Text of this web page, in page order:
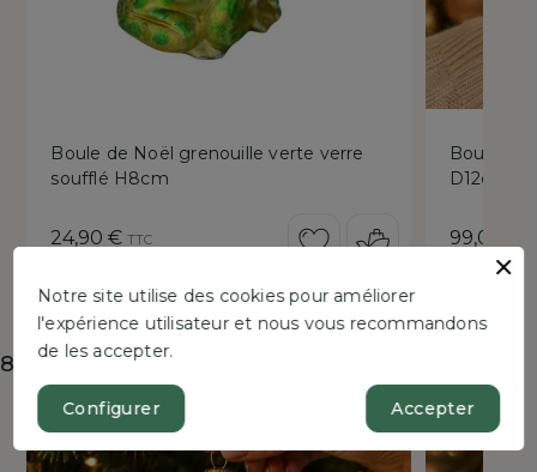
Boule de Noël grenouille verte verre
soufflé H8cm
Prix
24,90 € TTC
Boule de
D12cm
Prix
99,00 €
8 autres produits dans la même catégorie :
Notre site utilise des cookies pour améliorer
l'expérience utilisateur et nous vous recommandons
de les accepter.
Configurer Accepter